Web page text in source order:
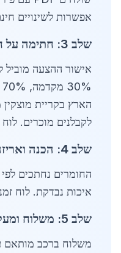
אפשרות לשינויים
שלב 3: חתימה על חוזה ואישור הזמנה
אישור ההצעה מוביל
לקבלנים מוכרים.
שלב 4: הכנה ואריזה
איכות נבדקת. לוח זמנים: 2-3 ימי
שלב 5: משלוח ומעקב